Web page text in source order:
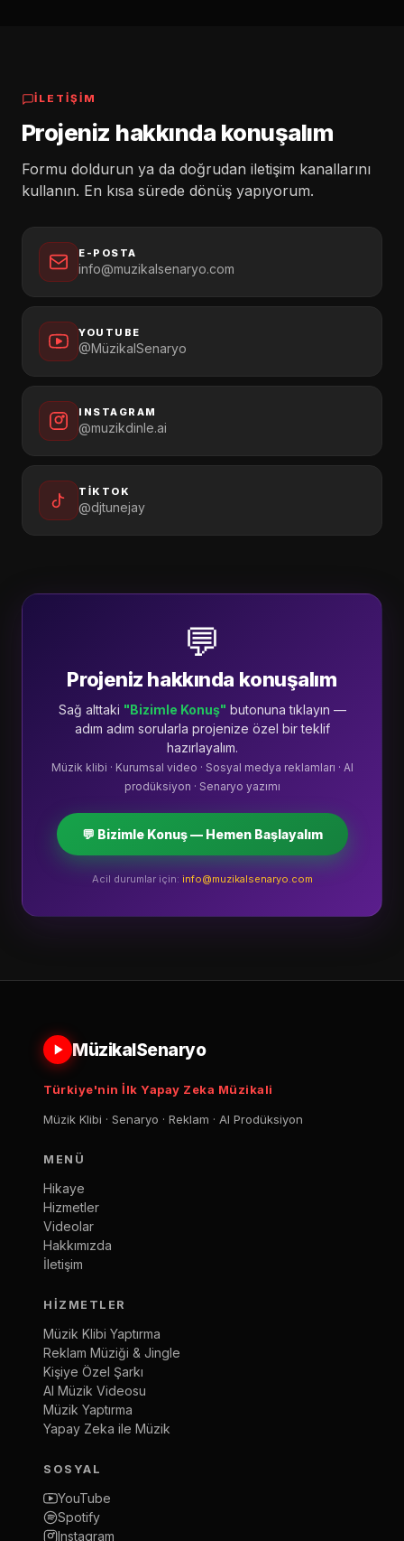
İLETİŞİM
Projeniz hakkında konuşalım
Formu doldurun ya da doğrudan iletişim kanallarını
kullanın. En kısa sürede dönüş yapıyorum.
E-POSTA
info@muzikalsenaryo.com
YOUTUBE
@MüzikalSenaryo
INSTAGRAM
@muzikdinle.ai
TIKTOK
@djtunejay
💬
Projeniz hakkında konuşalım
Sağ alttaki "Bizimle Konuş" butonuna tıklayın —
adım adım sorularla projenize özel bir teklif
hazırlayalım.
Müzik klibi · Kurumsal video · Sosyal medya reklamları · AI
prodüksiyon · Senaryo yazımı
💬 Bizimle Konuş — Hemen Başlayalım
Acil durumlar için: info@muzikalsenaryo.com
MüzikalSenaryo
Türkiye'nin İlk Yapay Zeka Müzikali
Müzik Klibi · Senaryo · Reklam · AI Prodüksiyon
MENÜ
Hikaye
Hizmetler
Videolar
Hakkımızda
İletişim
HIZMETLER
Müzik Klibi Yaptırma
Reklam Müziği & Jingle
Kişiye Özel Şarkı
AI Müzik Videosu
Müzik Yaptırma
Yapay Zeka ile Müzik
SOSYAL
YouTube
Spotify
Instagram